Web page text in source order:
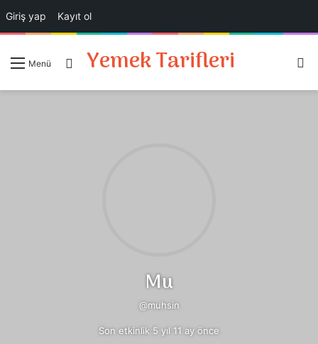
Giriş yap Kayıt ol
Menü Giriş Yap
Yemek Tarifleri
Mu
@muhsin
Son etkinlik 5 yıl 11 ay önce